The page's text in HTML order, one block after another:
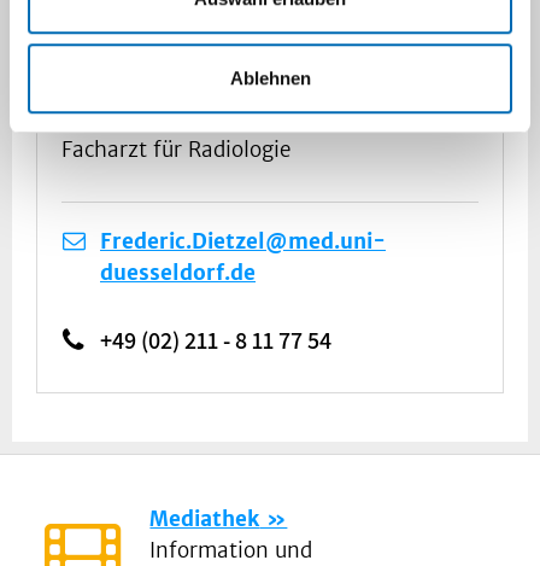
Ablehnen
Dr. med. Frederic Dietzel
Ltd. Arzt Gynäkologische Radiologie,
DEGUM I
Facharzt für Radiologie
Frederic.Dietzel@med.uni-
duesseldorf.de
+49 (02) 211 - 8 11 77 54
Mediathek
Information und